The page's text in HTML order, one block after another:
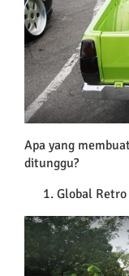
Apa yang
ditunggu?
Global Retro